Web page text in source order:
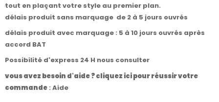
tout en plaçant votre style au premier plan.
délais produit sans marquage de 2 à 5 jours ouvrés
délais produit avec marquage : 5 à 10 jours ouvrés après
accord BAT
Possibilité d'express 24 H nous consulter
vous avez besoin d'aide ? cliquez ici pour réussir votre
commande : Aide